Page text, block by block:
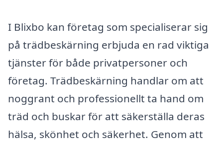
I Blixbo kan företag som specialiserar sig
på trädbeskärning erbjuda en rad viktiga
tjänster för både privatpersoner och
företag. Trädbeskärning handlar om att
noggrant och professionellt ta hand om
träd och buskar för att säkerställa deras
hälsa, skönhet och säkerhet. Genom att